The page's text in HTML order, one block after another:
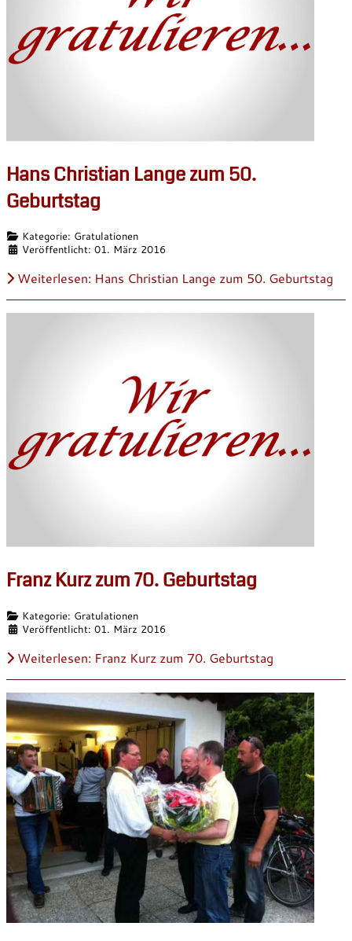
Hans Christian Lange zum 50.
Geburtstag
DetailsKategorie: Gratulationen
Veröffentlicht: 01. März 2016
Weiterlesen: Hans Christian Lange zum 50. Geburtstag
Franz Kurz zum 70. Geburtstag
DetailsKategorie: Gratulationen
Veröffentlicht: 01. März 2016
Weiterlesen: Franz Kurz zum 70. Geburtstag